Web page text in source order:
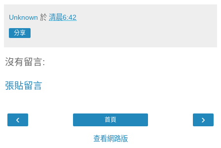
Unknown 於 清晨6:42
分享
沒有留言:
張貼留言
‹ ›
首頁
查看網路版